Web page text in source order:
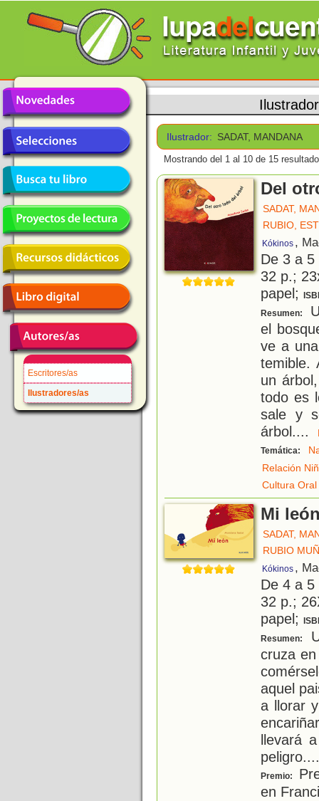
Escritores/as
Ilustradores/as
Ilustrador: SADAT, MANDANA
Mostrando del 1 al 10 de 15
Del
SADAT,
RUBIO,
Kókinos ,
De 3 a
32 p.;
papel;
Resumen:
el
ve a
temible.
un
todo es
sale y
árbol....
Temática:
Relación
Cultura Oral
Mi
SADAT,
RUBIO
Kókinos ,
De 4 a
32 p.;
papel;
Resumen:
cruza
aquel
a llorar
llevará
peligro....
Premio:
en